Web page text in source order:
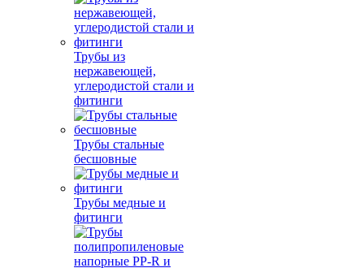
Трубы из
нержавеющей,
углеродистой стали и
фитинги
Трубы стальные
бесшовные
Трубы медные и
фитинги